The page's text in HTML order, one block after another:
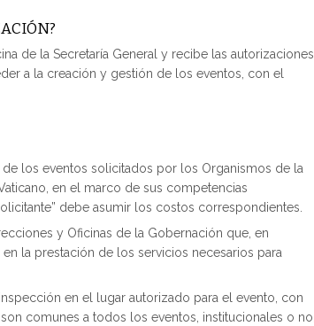
de la Secretaría General y recibe las autorizaciones
a la creación y gestión de los eventos, con el
los eventos solicitados por los Organismos de la
en el marco de sus competencias
debe asumir los costos correspondientes.
y Oficinas de la Gobernación que, en
la prestación de los servicios necesarios para
en el lugar autorizado para el evento, con
comunes a todos los eventos, institucionales o no,